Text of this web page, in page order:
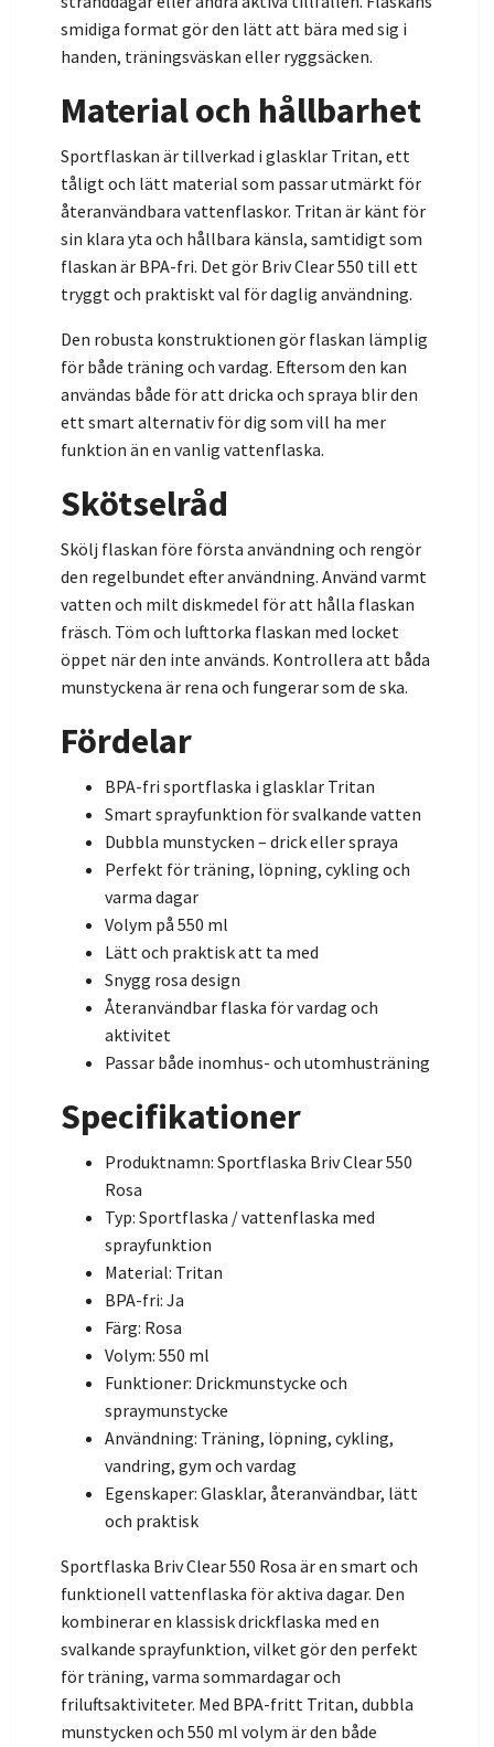
smidiga format gör den lätt att bära med sig i
handen, träningsväskan eller ryggsäcken.
Material och hållbarhet
Sportflaskan är tillverkad i glasklar Tritan, ett
tåligt och lätt material som passar utmärkt för
återanvändbara vattenflaskor. Tritan är känt för
sin klara yta och hållbara känsla, samtidigt som
flaskan är BPA-fri. Det gör Briv Clear 550 till ett
tryggt och praktiskt val för daglig användning.
Den robusta konstruktionen gör flaskan lämplig
för både träning och vardag. Eftersom den kan
användas både för att dricka och spraya blir den
ett smart alternativ för dig som vill ha mer
funktion än en vanlig vattenflaska.
Skötselråd
Skölj flaskan före första användning och rengör
den regelbundet efter användning. Använd varmt
vatten och milt diskmedel för att hålla flaskan
fräsch. Töm och lufttorka flaskan med locket
öppet när den inte används. Kontrollera att båda
munstyckena är rena och fungerar som de ska.
Fördelar
BPA-fri sportflaska i glasklar Tritan
Smart sprayfunktion för svalkande vatten
Dubbla munstycken – drick eller spraya
Perfekt för träning, löpning, cykling och
varma dagar
Volym på 550 ml
Lätt och praktisk att ta med
Snygg rosa design
Återanvändbar flaska för vardag och
aktivitet
Passar både inomhus- och utomhusträning
Specifikationer
Produktnamn: Sportflaska Briv Clear 550
Rosa
Typ: Sportflaska / vattenflaska med
sprayfunktion
Material: Tritan
BPA-fri: Ja
Färg: Rosa
Volym: 550 ml
Funktioner: Drickmunstycke och
spraymunstycke
Användning: Träning, löpning, cykling,
vandring, gym och vardag
Egenskaper: Glasklar, återanvändbar, lätt
och praktisk
Sportflaska Briv Clear 550 Rosa är en smart och
funktionell vattenflaska för aktiva dagar. Den
kombinerar en klassisk drickflaska med en
svalkande sprayfunktion, vilket gör den perfekt
för träning, varma sommardagar och
friluftsaktiviteter. Med BPA-fritt Tritan, dubbla
munstycken och 550 ml volym är den både